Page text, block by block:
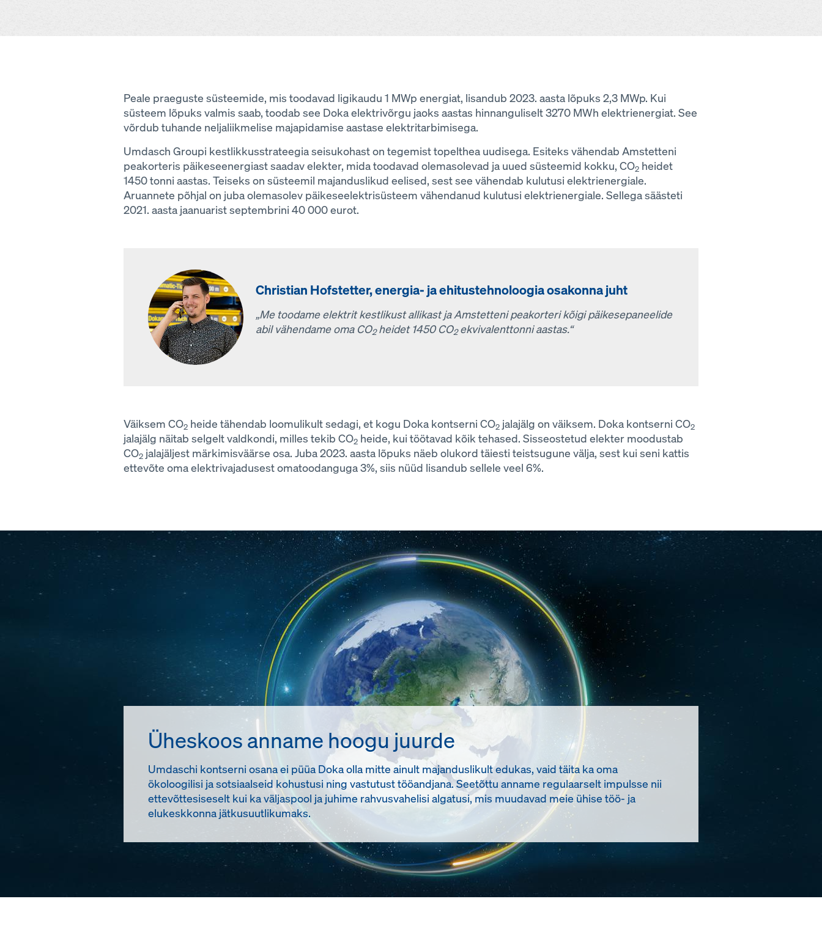
Peale praeguste süsteemide, mis toodavad ligikaudu 1 MWp energiat, lisandub 2023. aasta lõpuks 2,3 MWp. Kui
süsteem lõpuks valmis saab, toodab see Doka elektrivõrgu jaoks aastas hinnanguliselt 3270 MWh elektrienergiat. See
võrdub tuhande neljaliikmelise majapidamise aastase elektritarbimisega.
Umdasch Groupi kestlikkusstrateegia seisukohast on tegemist topelthea uudisega. Esiteks vähendab Amstetteni
peakorteris päikeseenergiast saadav elekter, mida toodavad olemasolevad ja uued süsteemid kokku, CO2 heidet
1450 tonni aastas. Teiseks on süsteemil majanduslikud eelised, sest see vähendab kulutusi elektrienergiale.
Aruannete põhjal on juba olemasolev päikeseelektrisüsteem vähendanud kulutusi elektrienergiale. Sellega säästeti
2021. aasta jaanuarist septembrini 40 000 eurot.
Christian Hofstetter, energia- ja ehitustehnoloogia osakonna juht
„Me toodame elektrit kestlikust allikast ja Amstetteni peakorteri kõigi päikesepaneelide
abil vähendame oma CO2heidet 1450 CO2ekvivalenttonni aastas.“
Väiksem CO2 heide tähendab loomulikult sedagi, et kogu Doka kontserni CO2 jalajälg on väiksem. Doka kontserni CO2
jalajälg näitab selgelt valdkondi, milles tekib CO2 heide, kui töötavad kõik tehased. Sisseostetud elekter moodustab
CO2 jalajäljest märkimisväärse osa. Juba 2023. aasta lõpuks näeb olukord täiesti teistsugune välja, sest kui seni kattis
ettevõte oma elektrivajadusest omatoodanguga 3%, siis nüüd lisandub sellele veel 6%.
Üheskoos anname hoogu juurde
Umdaschi kontserni osana ei püüa Doka olla mitte ainult majanduslikult edukas, vaid täita ka oma
ökoloogilisi ja sotsiaalseid kohustusi ning vastutust tööandjana. Seetõttu anname regulaarselt impulsse nii
ettevõttesiseselt kui ka väljaspool ja juhime rahvusvahelisi algatusi, mis muudavad meie ühise töö- ja
elukeskkonna jätkusuutlikumaks.